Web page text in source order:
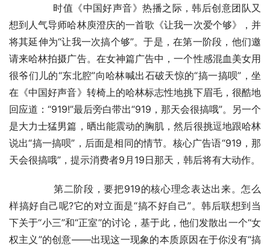
想到人气导师哈林庾澄庆的一首歌《让我一次爱个够》，并
将其延伸为“让我一次搞个够”。于是，在第一阶段，他们邀
请来哈林拍摄广告。在女神篇广告中，一个性感混血美女用
很爷们儿的“东北腔”向哈林喊出石破天惊的“搞一搞呗”，坐
在《中国好声音》转椅上的哈林标志性地挑下眉毛，很酷地
回应道：“919!”最后旁白带出“919，那天会很搞哦”。另一个
是大力士猛男篇，晒出能震动的胸肌，然后很挑逗地跟哈林
说出“搞一搞呗”，后面是相同的情节。核心广告语“919，那
天会很搞哦”，提示消费者9月19日那天，韩后将有大动作。
样搞好自己呢?它的对立面是“搞不好自己”。韩后联想到当
下关于“小三”和“正室”的讨论，基于此，他们发散出一个“女
权主义”的创意——出现这一现象的本质原因在于你没有“搞